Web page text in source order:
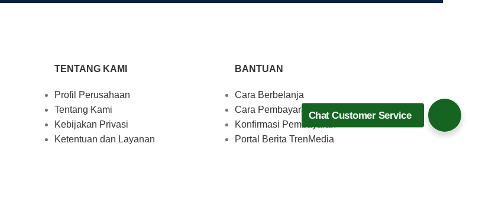
TENTANG KAMI
Profil Perusahaan
Tentang Kami
Kebijakan Privasi
Ketentuan dan Layanan
BANTUAN
Cara Berbelanja
Cara Pembayaran
Konfirmasi Pembayaran
Portal Berita TrenMedia
Chat Customer Service